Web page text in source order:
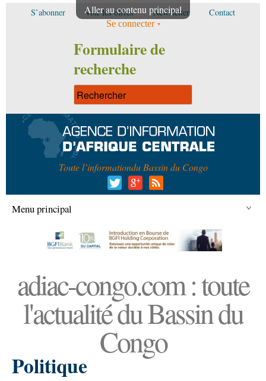
Aller au contenu principal
S’abonner Voir les offres Newsletter Contact
Se connecter
Formulaire de
recherche
Toute l’informationdu Bassin du Congo
Menu principal
adiac-congo.com : toute
l'actualité du Bassin du
Congo
Politique